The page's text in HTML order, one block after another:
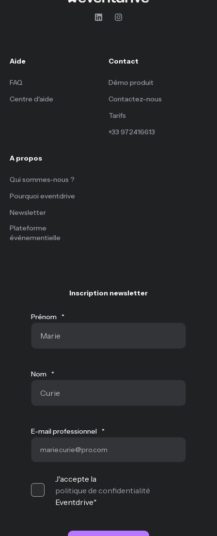
Aide
FAQ
Centre d'aide
Contact
Démo produit
Contactez-nous
Tarifs
+33 972416613
A propos
Qui sommes-nous ?
Pourquoi eventdrive
Newsletter
Plateforme
événementielle
Inscription newsletter
Prénom *
Nom *
E-mail professionnel *
J'accepte la
politique de confidentialité
Eventdrive*